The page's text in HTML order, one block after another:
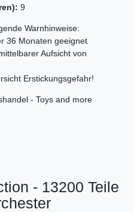
9
Warnhinweise:
36 Monaten geeignet
Aufsicht von
Erstickungsgefahr!
- Toys and more
- 13200 Teile